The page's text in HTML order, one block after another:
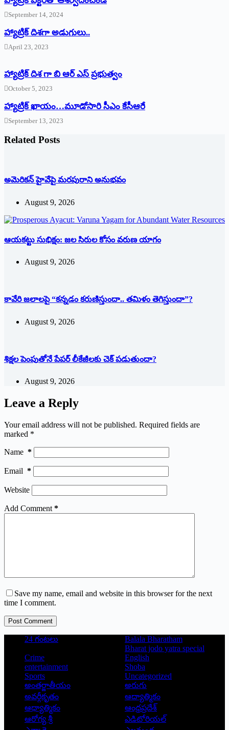
September 14, 2024
‌హ్యాట్రిక్‌ ‌దిశగా అడుగులు..
April 23, 2023
హ్యాట్రిక్ దిశ గా బి ఆర్ ఎస్ ప్రభుత్వం
October 5, 2023
హ్యాట్రిక్‌ ‌ఖాయం…మూడోసారి సీఎం కేసీఆరే
September 13, 2023
Related Posts
అమెరికన్ హైవేపై మ‌ర‌పురాని అనుభ‌వం
August 9, 2026
ఆయకట్టు సుభిక్షం: జల సిరుల కోసం వరుణ యాగం
August 9, 2026
కావేరి జలాలపై “కన్నడం కరుణిస్తుందా.. తమిళం తెగిస్తుందా”?
August 9, 2026
శిక్షల పెంపుతోనే పేపర్ లీకేజీలకు చెక్ పడుతుందా?
August 9, 2026
Leave a Reply
Your email address will not be published. Required fields are
marked *
Name *
Email *
Website
Add Comment *
Save my name, email and website in this browser for the next
time I comment.
Post Comment
24 గంటలు
Balala Bharatham
Bharat jodo yatra special
Crime
English
entertainment
Shoba
Sports
Uncategorized
అంతర్జాతీయం
అరుగు
అవర్గీకృతం
ఆద్యాత్మికం
ఆధ్యాత్మికం
ఆంధ్రప్రదేశ్
ఆరోగ్య శ్రీ
ఎడిటోరియల్